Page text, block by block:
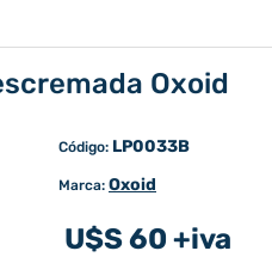
Oxoid
Código: LP0033B
Marca: Oxoid
U$S 60 +iva